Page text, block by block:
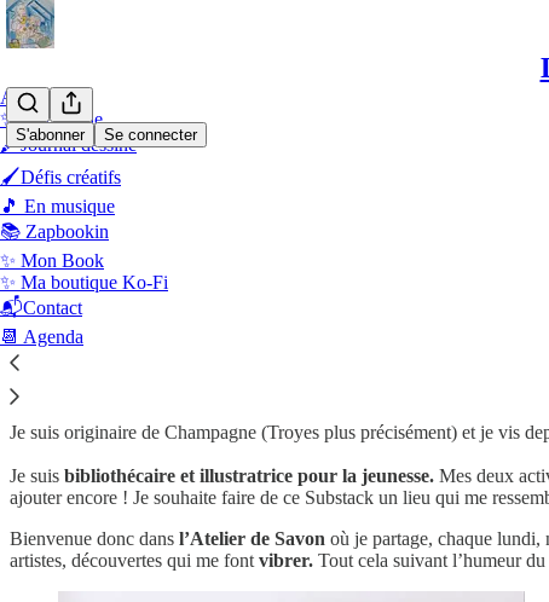
S'abonner Se connecter
Accueil
✨ Qui suis-je
🖍️Journal dessiné
🖌Défis créatifs
🎵 En musique
📚 Zapbookin
✨ Mon Book
✨ Ma boutique Ko-Fi
📬Contact
📆 Agenda
Qui suis-je ?
Qui se cache derrière ce Substack ?
Savon
Je suis originaire de Champagne (Troyes plus précisément) et je vis
Je suis bibliothécaire et illustratrice pour la jeunesse. Mes deux
ajouter encore ! Je souhaite faire de ce Substack un lieu qui me
Bienvenue donc dans l’Atelier de Savon où je partage, chaque lundi,
artistes, découvertes qui me font vibrer. Tout cela suivant l’humeur